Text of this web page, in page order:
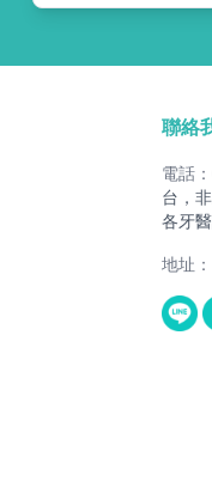
聯絡
電話
台，
各牙
地址